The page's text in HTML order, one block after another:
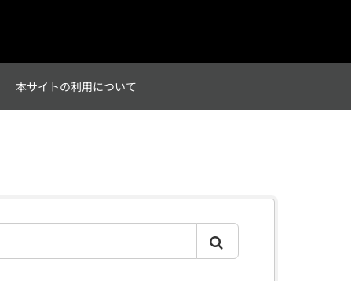
本サイトの利用について